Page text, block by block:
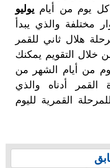
أياميوليو
يبدأ
للقمر
التقويم يمكنك
الشهر من
والذي
لليوم